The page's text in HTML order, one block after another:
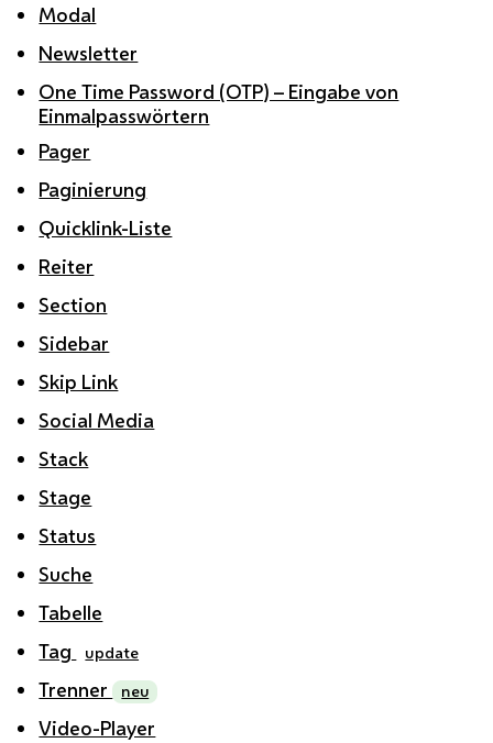
Modal
Newsletter
One Time Password (OTP) – Eingabe von
Einmalpasswörtern
Pager
Paginierung
Quicklink-Liste
Reiter
Section
Sidebar
Skip Link
Social Media
Stack
Stage
Status
Suche
Tabelle
Tag
update
Trenner neu
Video-Player